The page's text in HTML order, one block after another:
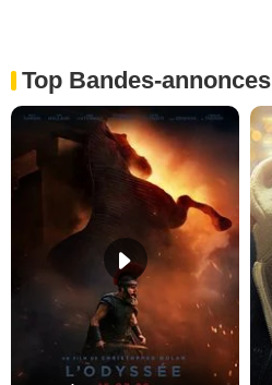
Top Bandes-annonces